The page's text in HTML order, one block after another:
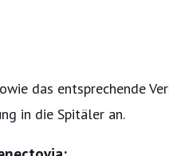
das entsprechende
in die Spitäler an.